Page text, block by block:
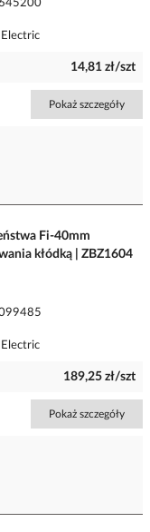
14,81 zł/szt
Pokaż szczegóły
Fi-40mm
kłódką | ZBZ1604
189,25 zł/szt
Pokaż szczegóły